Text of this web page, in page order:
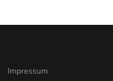
Impressum